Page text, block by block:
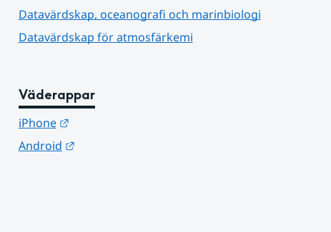
Datavärdskap, oceanografi och marinbiologi
Datavärdskap för atmosfärkemi
Väderappar
iPhone
Länk till annan webbplats.
Android
Länk till annan webbplats.